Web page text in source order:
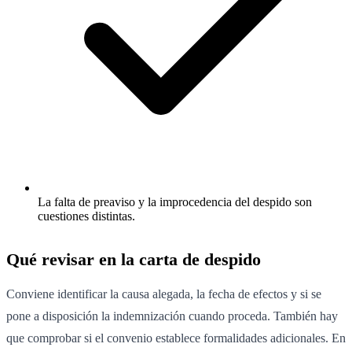
La falta de preaviso y la improcedencia del despido son
cuestiones distintas.
Qué revisar en la carta de despido
Conviene identificar la causa alegada, la fecha de efectos y si se
pone a disposición la indemnización cuando proceda. También hay
que comprobar si el convenio establece formalidades adicionales. En